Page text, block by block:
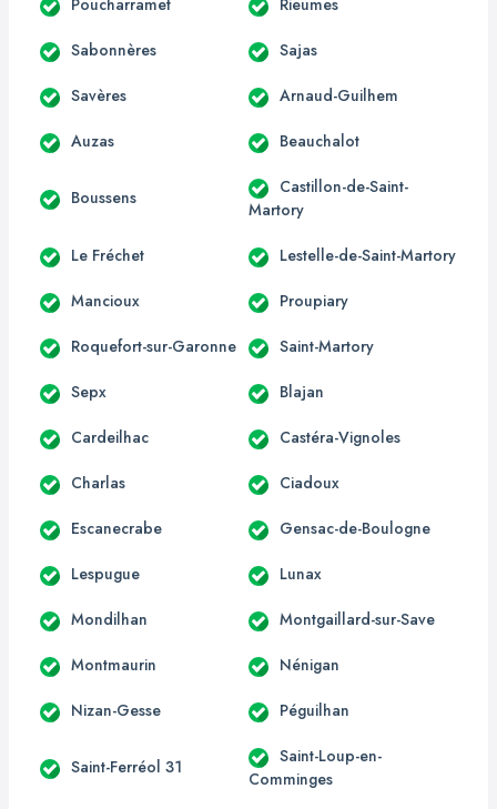
Sabonnères Sajas
Savères Arnaud-Guilhem
Auzas Beauchalot
Boussens
Castillon-de-Saint-
Martory
Le Fréchet Lestelle-de-Saint-Martory
Mancioux Proupiary
Roquefort-sur-Garonne Saint-Martory
Sepx Blajan
Cardeilhac Castéra-Vignoles
Charlas Ciadoux
Escanecrabe Gensac-de-Boulogne
Lespugue Lunax
Mondilhan Montgaillard-sur-Save
Montmaurin Nénigan
Nizan-Gesse Péguilhan
Saint-Ferréol 31
Saint-Loup-en-
Comminges